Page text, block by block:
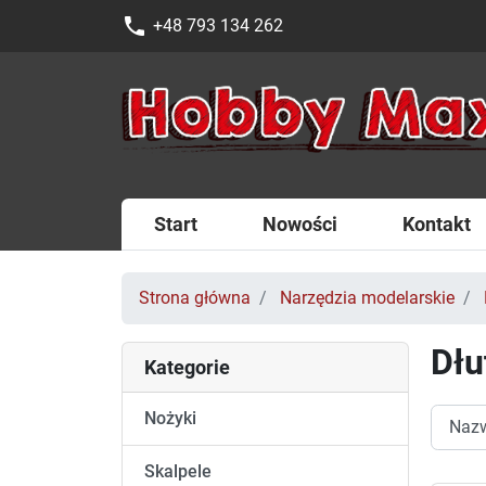
phone +48 793 134 262
Start Nowości Kontakt
Strona główna Narzędzia modelarskie
Kategorie
Nożyki
Skalpele